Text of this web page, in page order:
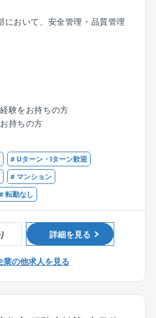
を行う部署を立ち上げまし
場を持っているか、どんなお
感を確認。今の同社に課題を見
いただきたいと思っていま
めに現場を見学。
がら施工管理のポジションを
いね。
足場、リサイクルまで自社一貫
お客様の手続きの簡素化やコス
す。
において、安全管理・品質管理
安全衛生の指導、危険予知、
育
未然防止、作業場所または作
における応急処置または適当
ル、現場指導、安全関連の書
いただき、安全レベルの強化
。
倉庫を中心に会社社屋や商業
、小さな修繕・修理から大規模
など多岐に渡ります。
イアントの事業所内に作業事務
験をお持ちの方
持ちの方
用経験をお持ちの方
摘・改善経験をお持ちの方
持ちの方
# Uターン・Iターン歓迎
# マンション
# 転勤なし
詳細を見る
業の他求人を見る